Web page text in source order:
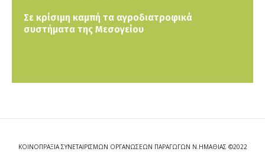
Σε κρίσιμη καμπή τα αγροδιατροφικά
συστήματα της Μεσογείου
ΚΟΙΝΟΠΡΑΞΙΑ ΣΥΝΕΤΑΙΡΙΣΜΩΝ ΟΡΓΑΝΩΣΕΩΝ ΠΑΡΑΓΩΓΩΝ Ν.ΗΜΑΘΙΑΣ ©2022